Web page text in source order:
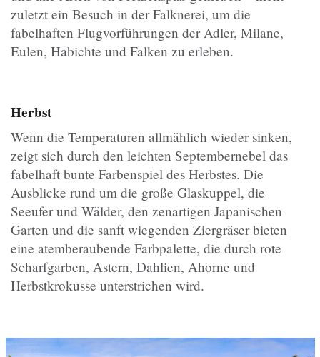
zuletzt ein Besuch in der Falknerei, um die
fabelhaften Flugvorführungen der Adler, Milane,
Eulen, Habichte und Falken zu erleben.
Herbst
Wenn die Temperaturen allmählich wieder sinken,
zeigt sich durch den leichten Septembernebel das
fabelhaft bunte Farbenspiel des Herbstes. Die
Ausblicke rund um die große Glaskuppel, die
Seeufer und Wälder, den zenartigen Japanischen
Garten und die sanft wiegenden Ziergräser bieten
eine atemberaubende Farbpalette, die durch rote
Scharfgarben, Astern, Dahlien, Ahorne und
Herbstkrokusse unterstrichen wird.